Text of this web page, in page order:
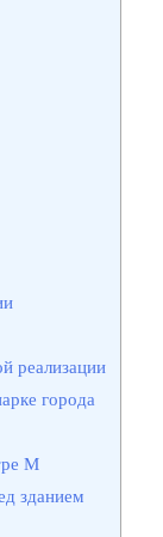
реализации
города
M
зданием